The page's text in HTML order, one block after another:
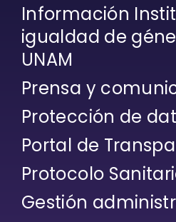
Información
igualdad de
UNAM
Prensa y
Protección de
Portal de
Protocolo
Gestión